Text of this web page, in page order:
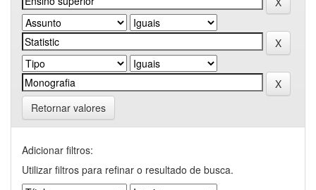
Retornar valores
Adicionar filtros:
Utilizar filtros para refinar o resultado de busca.